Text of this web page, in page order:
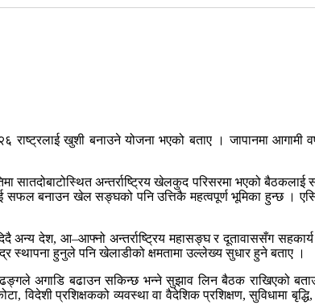
खुशी बनाउने योजना भएको बताए । जापानमा आगामी
सातदोबाटोस्थित अन्तर्राष्ट्रिय खेलकुद परिसरमा भएको
सफल बनाउन खेल सङ्घको पनि उत्तिकै महत्वपूर्ण भूमिका हुन्छ
अन्य देश, आ–आफ्नो अन्तर्राष्ट्रिय महासङ्घ र दूतावाससँग
स्थापना हुनुले पनि खेलाडीको क्षमतामा उल्लेख्य सुधार हुने बताए ।
ढङ्गले अगाडि बढाउन सकिन्छ भन्ने सुझाव लिन बैठक राखिएको
प्रशिक्षकको व्यवस्था वा वैदेशिक प्रशिक्षण, सुविधामा बृद्धि,